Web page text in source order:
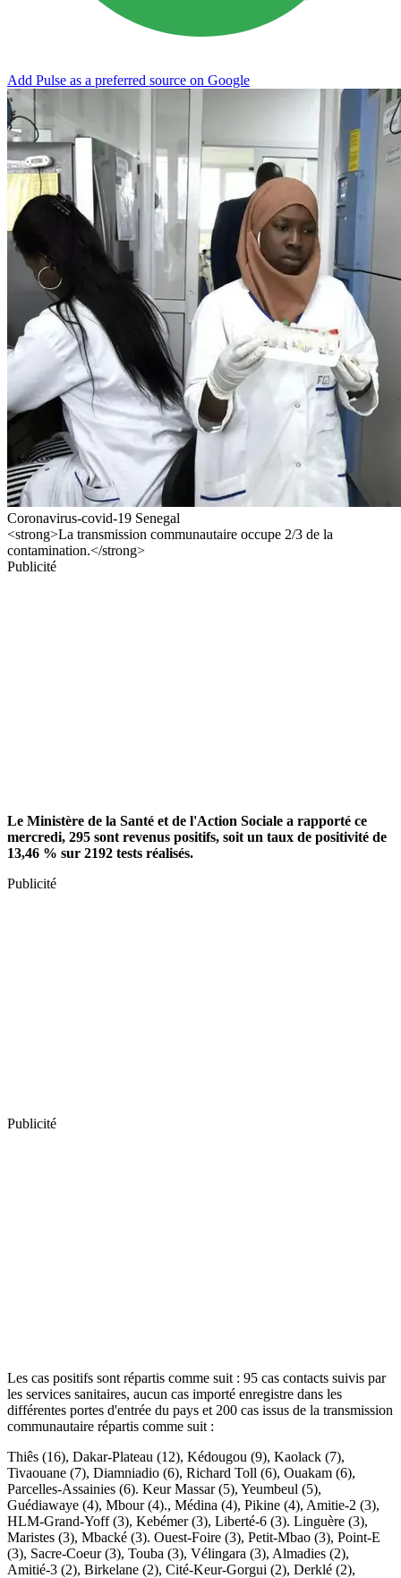
Add Pulse as a preferred source on Google
Coronavirus-covid-19 Senegal
<strong>La transmission communautaire occupe 2/3 de la
contamination.</strong>
Publicité
Le Ministère de la Santé et de l'Action Sociale a rapporté ce
mercredi, 295 sont revenus positifs, soit un taux de positivité de
13,46 % sur 2192 tests réalisés.
Publicité
Publicité
Les cas positifs sont répartis comme suit : 95 cas contacts suivis par
les services sanitaires, aucun cas importé enregistre dans les
différentes portes d'entrée du pays et 200 cas issus de la transmission
communautaire répartis comme suit :
Thiês (16), Dakar-Plateau (12), Kédougou (9), Kaolack (7),
Tivaouane (7), Diamniadio (6), Richard Toll (6), Ouakam (6),
Parcelles-Assainies (6). Keur Massar (5), Yeumbeul (5),
Guédiawaye (4), Mbour (4)., Médina (4), Pikine (4), Amitie-2 (3),
HLM-Grand-Yoff (3), Kebémer (3), Liberté-6 (3). Linguère (3),
Maristes (3), Mbacké (3). Ouest-Foire (3), Petit-Mbao (3), Point-E
(3), Sacre-Coeur (3), Touba (3), Vélingara (3), Almadies (2),
Amitié-3 (2), Birkelane (2), Cité-Keur-Gorgui (2), Derklé (2),